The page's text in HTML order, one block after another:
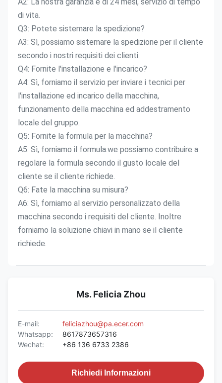
di vita.
Q3: Potete sistemare la spedizione?
A3: Sì, possiamo sistemare la spedizione per il cliente
secondo i nostri requisiti dei clienti.
Q4: Fornite l'installazione e l'incarico?
A4: Sì, forniamo il servizio per inviare i tecnici per
l'installazione ed incarico della macchina,
funzionamento della macchina ed addestramento
locale del gruppo.
Q5: Fornite la formula per la macchina?
A5: Sì, forniamo il formula.we possiamo contribuire a
regolare la formula secondo il gusto locale del
cliente se il cliente richiede.
Q6: Fate la macchina su misura?
A6: Sì, forniamo al servizio personalizzato della
macchina secondo i requisiti del cliente. Inoltre
forniamo la soluzione chiavi in mano se il cliente
richiede.
Ms. Felicia Zhou
E-mail:
feliciazhou@pa.ecer.com
Whatsapp:
8617873657316
Wechat:
+86 136 6733 2386
Richiedi Informazioni